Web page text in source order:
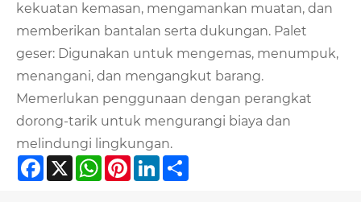
kekuatan kemasan, mengamankan muatan, dan
memberikan bantalan serta dukungan. Palet
geser: Digunakan untuk mengemas, menumpuk,
menangani, dan mengangkut barang.
Memerlukan penggunaan dengan perangkat
dorong-tarik untuk mengurangi biaya dan
melindungi lingkungan.
Facebook
X WhatsApp
PinterestLinkedIn